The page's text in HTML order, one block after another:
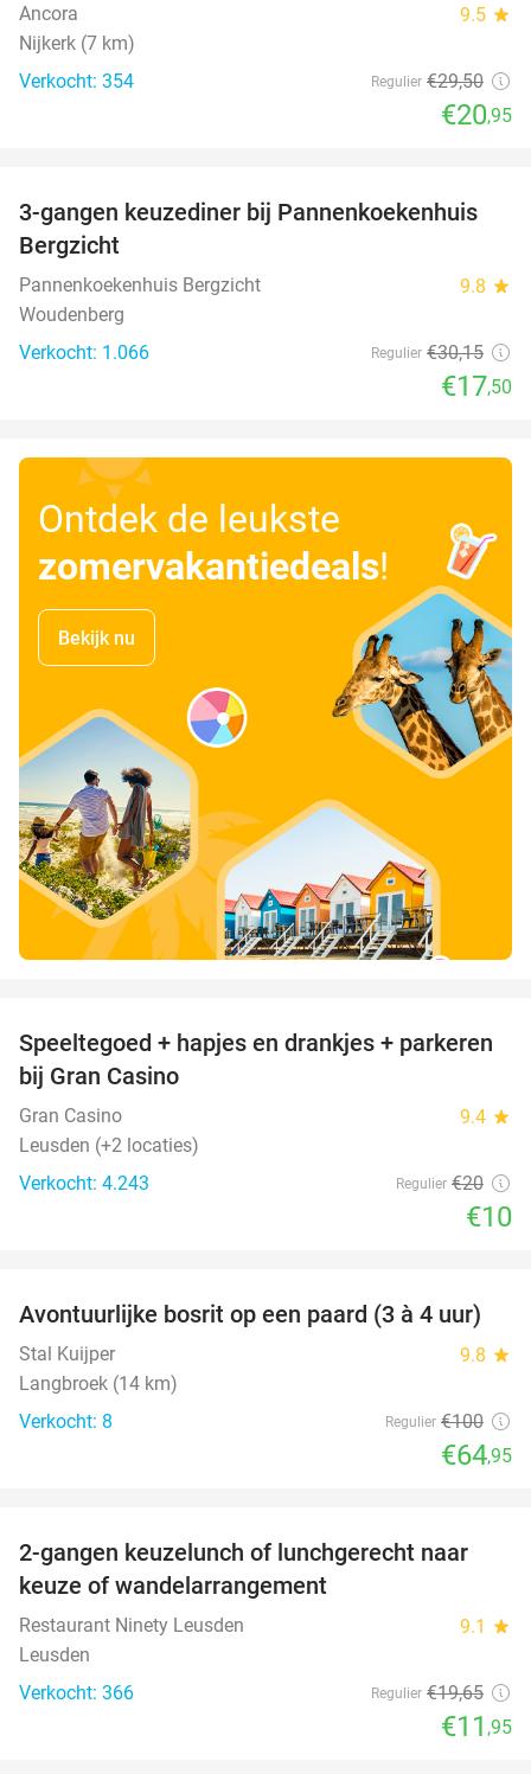
Ancora 9.5 star
Nijkerk (7 km)
Verkocht: 354
Regulier €29,50
€20,95
42%
3-gangen keuzediner bij Pannenkoekenhuis
Bergzicht
Pannenkoekenhuis Bergzicht 9.8 star
Woudenberg
Verkocht: 1.066
Regulier €30,15
€17,50
Ontdek de leukste
zomervakantiedeals!
Bekijk nu
50%
Speeltegoed + hapjes en drankjes + parkeren
bij Gran Casino
Gran Casino 9.4 star
Leusden (+2 locaties)
Verkocht: 4.243
Regulier €20
€10
35%
Avontuurlijke bosrit op een paard (3 à 4 uur)
Stal Kuijper 9.8 star
Langbroek (14 km)
Verkocht: 8
Regulier €100
€64,95
39%
2-gangen keuzelunch of lunchgerecht naar
keuze of wandelarrangement
Restaurant Ninety Leusden 9.1 star
Leusden
Verkocht: 366
Regulier €19,65
€11 ,95